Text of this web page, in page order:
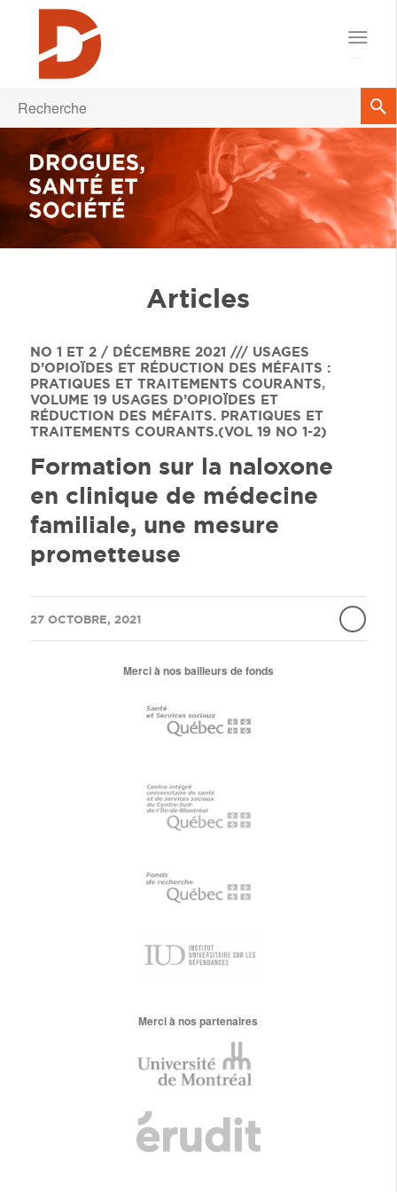
Articles
NO 1 ET 2 / DÉCEMBRE 2021 /// USAGES
D’OPIOÏDES ET RÉDUCTION DES MÉFAITS :
PRATIQUES ET TRAITEMENTS COURANTS,
VOLUME 19 USAGES D’OPIOÏDES ET
RÉDUCTION DES MÉFAITS. PRATIQUES ET
TRAITEMENTS COURANTS.(VOL 19 NO 1-2)
Formation sur la naloxone
en clinique de médecine
familiale, une mesure
prometteuse
27 OCTOBRE, 2021
/
Merci à nos bailleurs de fonds
Merci à nos partenaires